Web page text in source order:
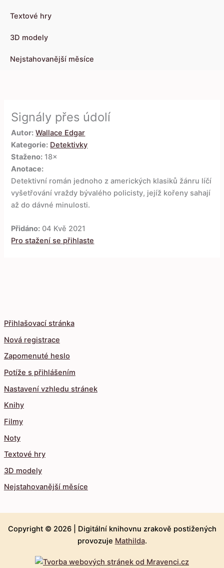
Textové hry
3D modely
Nejstahovanější měsíce
Přihlašovací stránka
Nová registrace
Zapomenuté heslo
Potíže s přihlášením
Nastavení vzhledu stránek
Knihy
Filmy
Noty
Textové hry
3D modely
Nejstahovanější měsíce
Signály přes údolí
Autor: Wallace Edgar
Kategorie: Detektivky
Staženo: 18×
Anotace:
Detektivní román jednoho z amerických klasiků žánru líčí
vyšetřování vraždy bývalého policisty, jejíž kořeny sahají
až do dávné minulosti.
Přidáno: 04 Kvě 2021
Pro stažení se přihlaste
Copyright © 2026 | Digitální knihovnu zrakově postižených
provozuje Mathilda.